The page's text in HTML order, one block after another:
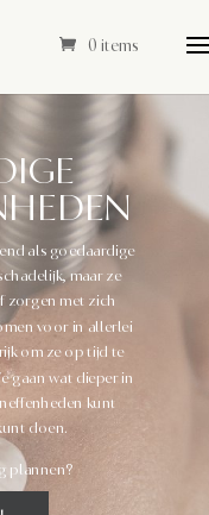
0 items
als goedaardige
maar ze
zorgen met zich
voor in allerlei
om ze op tijd te
gaan wat dieper in
kunt
doen.
plannen?